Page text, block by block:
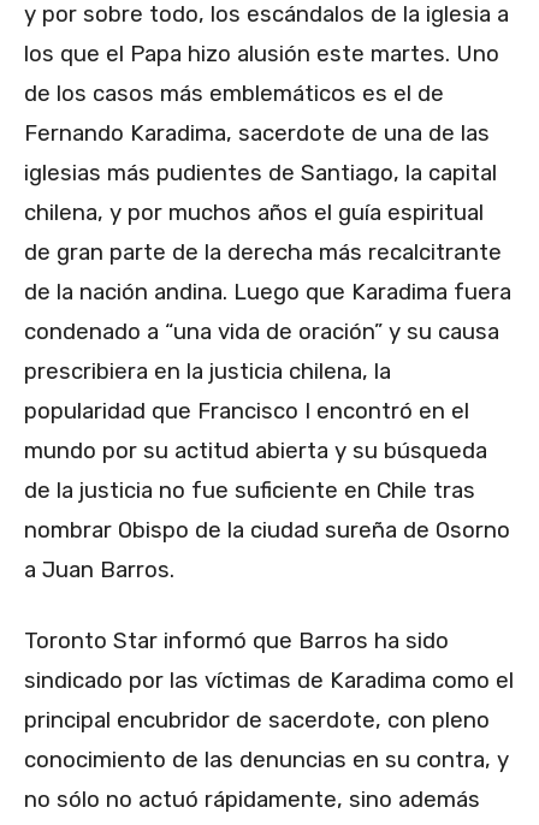
y por sobre todo, los escándalos de la iglesia a
los que el Papa hizo alusión este martes. Uno
de los casos más emblemáticos es el de
Fernando Karadima, sacerdote de una de las
iglesias más pudientes de Santiago, la capital
chilena, y por muchos años el guía espiritual
de gran parte de la derecha más recalcitrante
de la nación andina. Luego que Karadima fuera
condenado a “una vida de oración” y su causa
prescribiera en la justicia chilena, la
popularidad que Francisco I encontró en el
mundo por su actitud abierta y su búsqueda
de la justicia no fue suficiente en Chile tras
nombrar Obispo de la ciudad sureña de Osorno
a Juan Barros.
Toronto Star informó que Barros ha sido
sindicado por las víctimas de Karadima como el
principal encubridor de sacerdote, con pleno
conocimiento de las denuncias en su contra, y
no sólo no actuó rápidamente, sino además